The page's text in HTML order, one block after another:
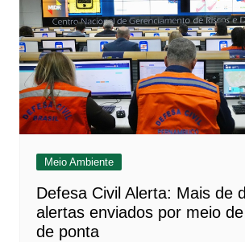
Meio Ambiente
Defesa Civil Alerta: Mais de
alertas enviados por meio
de ponta